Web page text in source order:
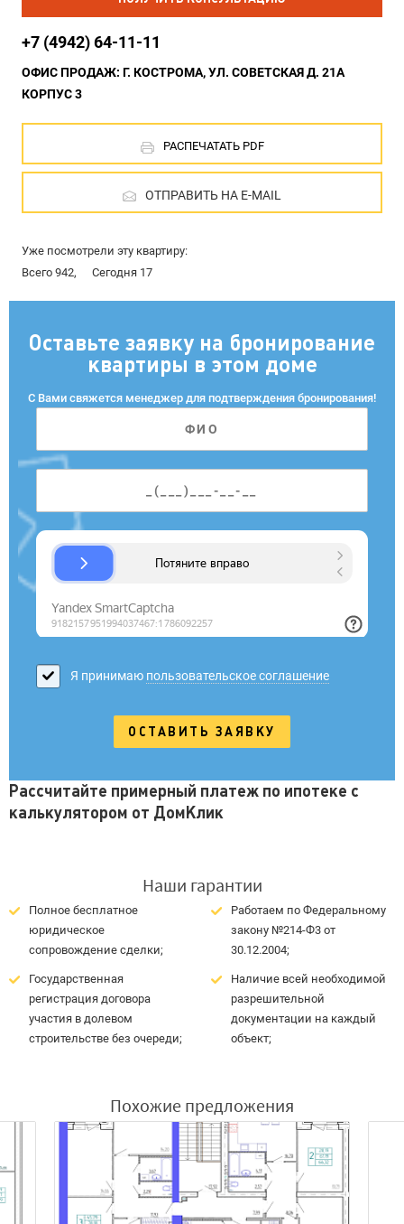
+7 (4942) 64-11-11
ОФИС ПРОДАЖ: Г. КОСТРОМА, УЛ. СОВЕТСКАЯ Д. 21А
КОРПУС 3
РАСПЕЧАТАТЬ PDF
ОТПРАВИТЬ НА E-MAIL
Уже посмотрели эту квартиру:
Всего 942,
Сегодня 17
Оставьте заявку на бронирование
квартиры в этом доме
С Вами свяжется менеджер для подтверждения бронирования!
Я принимаю пользовательское соглашение
Рассчитайте примерный платеж по ипотеке с
калькулятором от ДомКлик
Наши гарантии
Полное бесплатное
юридическое
сопровождение сделки;
Государственная
регистрация договора
участия в долевом
строительстве без очереди;
Работаем по Федеральному
закону №214-Ф3 от
30.12.2004;
Наличие всей необходимой
разрешительной
документации на каждый
объект;
Похожие предложения